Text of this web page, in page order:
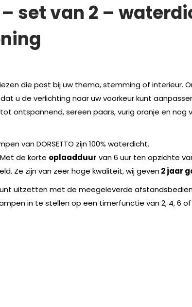
set van 2 –
die past bij uw thema, stemming of interieur.
u de verlichting naar uw voorkeur kunt
ontspannend, sereen paars, vurig oranje en
van DORSETTO zijn 100% waterdicht.
de korte oplaadduur van 6 uur ten opzichte
Ze zijn van zeer hoge kwaliteit, wij geven2 jaar
uitzetten met de meegeleverde
in te stellen op een timerfunctie van 2, 4, 6 of